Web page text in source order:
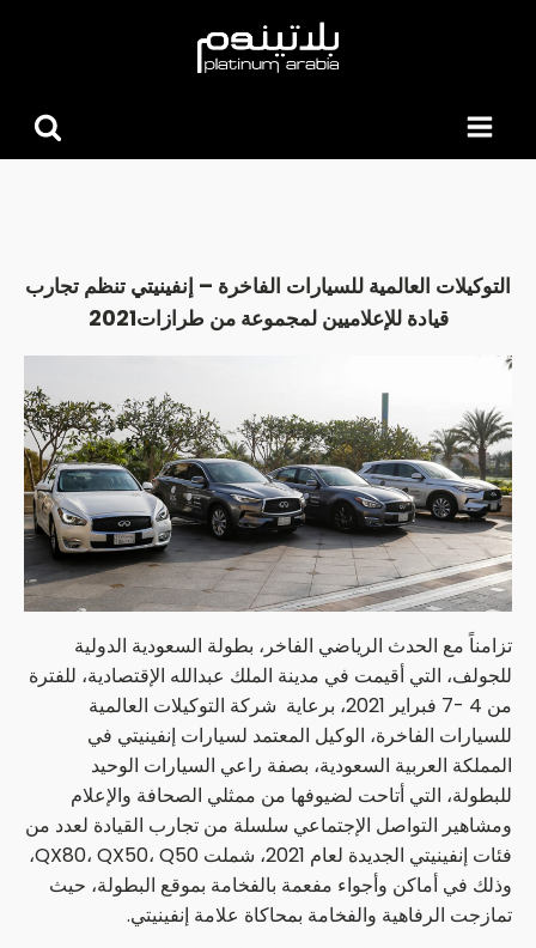
البحث
التوكيلات العالمية للسيارات الفاخرة – إنفينيتي تنظم تجارب
قيادة للإعلاميين لمجموعة من طرازات2021
تزامناً مع الحدث الرياضي الفاخر، بطولة السعودية الدولية
للجولف، التي أقيمت في مدينة الملك عبدالله الإقتصادية، للفترة
من 4 -7 فبراير 2021، برعاية شركة التوكيلات العالمية
للسيارات الفاخرة، الوكيل المعتمد لسيارات إنفينيتي في
المملكة العربية السعودية، بصفة راعي السيارات الوحيد
للبطولة، التي أتاحت لضيوفها من ممثلي الصحافة والإعلام
ومشاهير التواصل الإجتماعي سلسلة من تجارب القيادة لعدد من
فئات إنفينيتي الجديدة لعام 2021، شملت QX80، QX50، Q50،
وذلك في أماكن وأجواء مفعمة بالفخامة بموقع البطولة، حيث
تمازجت الرفاهية والفخامة بمحاكاة علامة إنفينيتي.